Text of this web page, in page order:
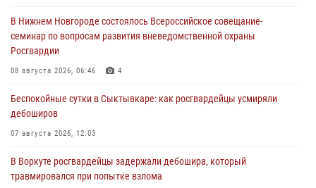
В Нижнем Новгороде состоялось Всероссийское совещание-
семинар по вопросам развития вневедомственной охраны
Росгвардии
08 августа 2026, 06:46 4
Беспокойные сутки в Сыктывкаре: как росгвардейцы усмиряли
дебоширов
07 августа 2026, 12:03
В Воркуте росгвардейцы задержали дебошира, который
травмировался при попытке взлома